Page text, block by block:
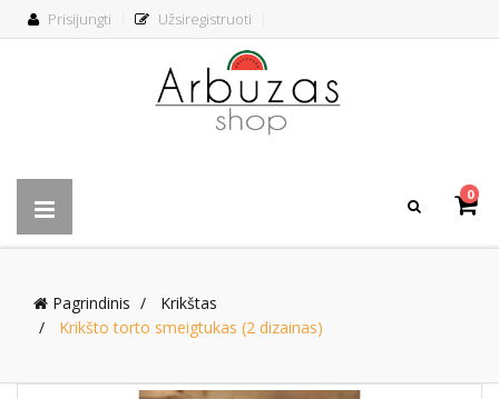
Prisijungti Užsiregistruoti
0
Pagrindinis
Krikštas
Krikšto torto smeigtukas (2 dizainas)